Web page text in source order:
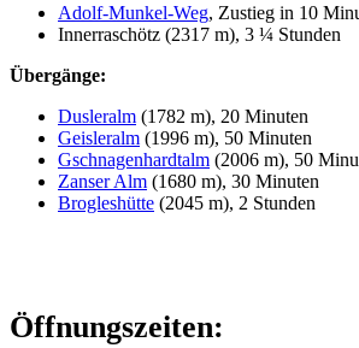
Adolf-Munkel-Weg, Zustieg in 10
Innerraschötz (2317 m), 3 ¼ Stunden
Übergänge:
Dusleralm (1782 m), 20 Minuten
Geisleralm (1996 m), 50 Minuten
Gschnagenhardtalm (2006 m), 50
Zanser Alm (1680 m), 30 Minuten
Brogleshütte (2045 m), 2 Stunden
Öffnungszeiten: